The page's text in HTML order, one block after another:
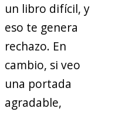
un libro difícil, y
eso te genera
rechazo. En
cambio, si veo
una portada
agradable,